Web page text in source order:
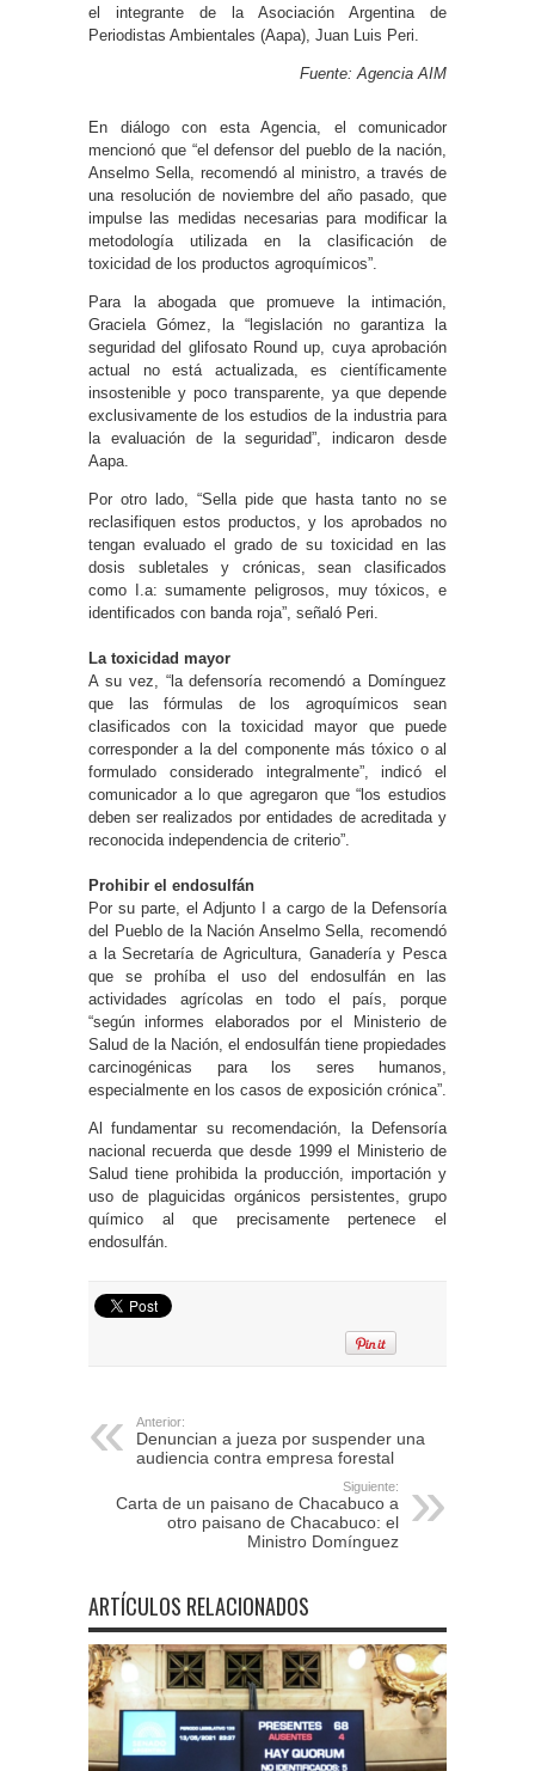
el integrante de la Asociación Argentina de
Periodistas Ambientales (Aapa), Juan Luis Peri.
Fuente: Agencia AIM
En diálogo con esta Agencia, el comunicador
mencionó que “el defensor del pueblo de la nación,
Anselmo Sella, recomendó al ministro, a través de
una resolución de noviembre del año pasado, que
impulse las medidas necesarias para modificar la
metodología utilizada en la clasificación de
toxicidad de los productos agroquímicos”.
Para la abogada que promueve la intimación,
Graciela Gómez, la “legislación no garantiza la
seguridad del glifosato Round up, cuya aprobación
actual no está actualizada, es científicamente
insostenible y poco transparente, ya que depende
exclusivamente de los estudios de la industria para
la evaluación de la seguridad”, indicaron desde
Aapa.
Por otro lado, “Sella pide que hasta tanto no se
reclasifiquen estos productos, y los aprobados no
tengan evaluado el grado de su toxicidad en las
dosis subletales y crónicas, sean clasificados
como I.a: sumamente peligrosos, muy tóxicos, e
identificados con banda roja”, señaló Peri.
La toxicidad mayor
A su vez, “la defensoría recomendó a Domínguez
que las fórmulas de los agroquímicos sean
clasificados con la toxicidad mayor que puede
corresponder a la del componente más tóxico o al
formulado considerado integralmente”, indicó el
comunicador a lo que agregaron que “los estudios
deben ser realizados por entidades de acreditada y
reconocida independencia de criterio”.
Prohibir el endosulfán
Por su parte, el Adjunto I a cargo de la Defensoría
del Pueblo de la Nación Anselmo Sella, recomendó
a la Secretaría de Agricultura, Ganadería y Pesca
que se prohíba el uso del endosulfán en las
actividades agrícolas en todo el país, porque
“según informes elaborados por el Ministerio de
Salud de la Nación, el endosulfán tiene propiedades
carcinogénicas para los seres humanos,
especialmente en los casos de exposición crónica”.
Al fundamentar su recomendación, la Defensoría
nacional recuerda que desde 1999 el Ministerio de
Salud tiene prohibida la producción, importación y
uso de plaguicidas orgánicos persistentes, grupo
químico al que precisamente pertenece el
endosulfán.
Anterior:
Denuncian a jueza por suspender una
audiencia contra empresa forestal
Siguiente:
Carta de un paisano de Chacabuco a
otro paisano de Chacabuco: el
Ministro Domínguez
ARTÍCULOS RELACIONADOS